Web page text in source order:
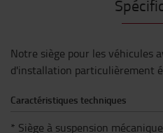
Notre siège pour les véhicules
d'installation particulièrement
Caractéristiques techniques
* Siège à suspension mécanique